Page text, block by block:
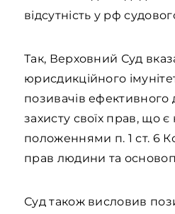
відсутність у рф
Так, Верховний Суд
юрисдикційного
позивачів ефективного
захисту своїх прав, що є
положеннями п. 1 ст. 6
прав людини та
Суд також висловив